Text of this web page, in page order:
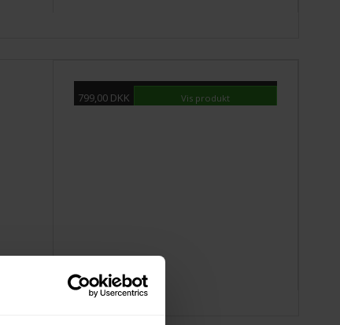
799,00 DKK Vis produkt